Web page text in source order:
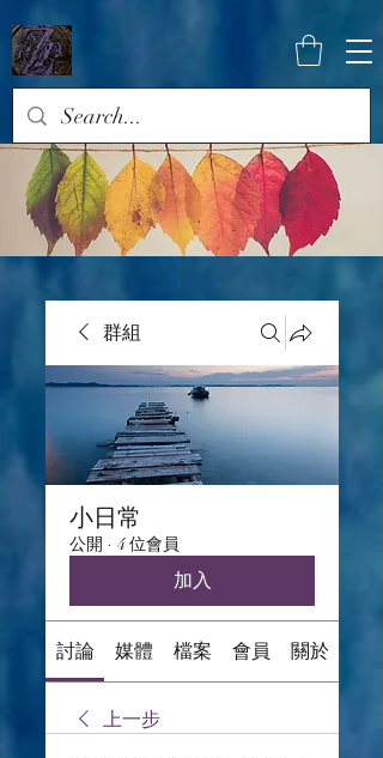
群組
小日常
公開 · 4 位會員
加入
討論 媒體 檔案 會員 關於
上一步